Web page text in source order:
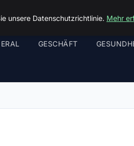
GESCHÄFT
unsere Datenschutzrichtlinie. Mehr